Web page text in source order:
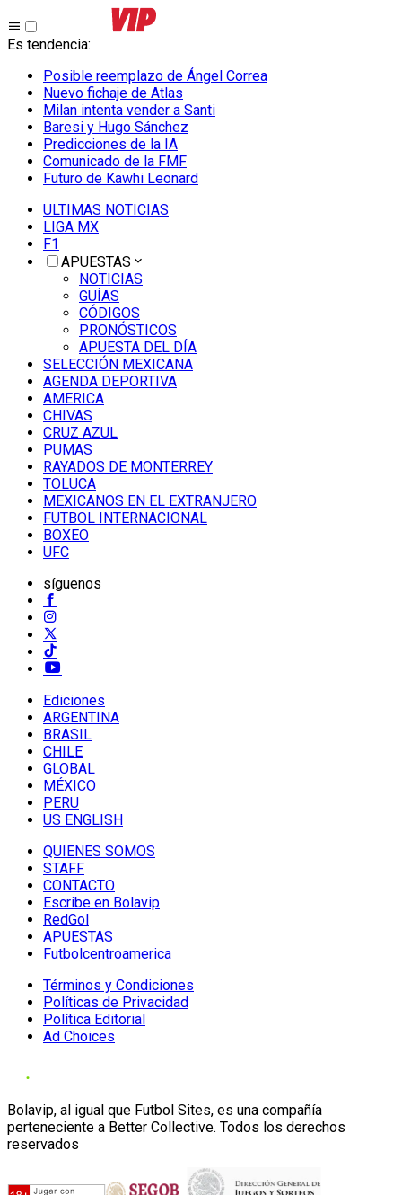
Es tendencia:
Posible reemplazo de Ángel Correa
Nuevo fichaje de Atlas
Milan intenta vender a Santi
Baresi y Hugo Sánchez
Predicciones de la IA
Comunicado de la FMF
Futuro de Kawhi Leonard
ULTIMAS NOTICIAS
LIGA MX
F1
APUESTAS
NOTICIAS
GUÍAS
CÓDIGOS
PRONÓSTICOS
APUESTA DEL DÍA
SELECCIÓN MEXICANA
AGENDA DEPORTIVA
AMERICA
CHIVAS
CRUZ AZUL
PUMAS
RAYADOS DE MONTERREY
TOLUCA
MEXICANOS EN EL EXTRANJERO
FUTBOL INTERNACIONAL
BOXEO
UFC
síguenos
Ediciones
ARGENTINA
BRASIL
CHILE
GLOBAL
MÉXICO
PERU
US ENGLISH
QUIENES SOMOS
STAFF
CONTACTO
Escribe en Bolavip
RedGol
APUESTAS
Futbolcentroamerica
Términos y Condiciones
Políticas de Privacidad
Política Editorial
Ad Choices
Bolavip, al igual que Futbol Sites, es una compañía
perteneciente a Better Collective. Todos los derechos
reservados